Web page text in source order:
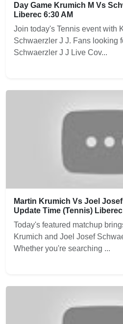
Day Game Krumich M Vs
Liberec 6:30 AM
Join today's Tennis event with
Schwaerzler J J. Fans looking
Schwaerzler J J Live Cov...
Martin Krumich Vs Joel
Update Time (Tennis) Liberec
Today's featured matchup
Krumich and Joel Josef
Whether you're searching ...